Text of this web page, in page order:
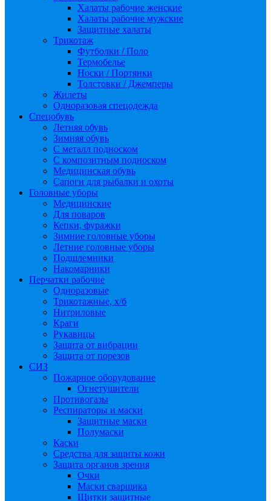
Халаты рабочие женские
Халаты рабочие мужские
Защитные халаты
Трикотаж
Футболки / Поло
Термобелье
Носки / Портянки
Толстовки / Джемперы
Жилеты
Одноразовая спецодежда
Спецобувь
Летняя обувь
Зимняя обувь
С металл подноском
С композитным подноском
Медицинская обувь
Сапоги для рыбалки и охоты
Головные уборы
Медицинские
Для поваров
Кепки, фуражки
Зимние головные уборы
Летние головные уборы
Подшлемники
Накомарники
Перчатки рабочие
Одноразовые
Трикотажные, х/б
Нитриловые
Краги
Рукавицы
Защита от вибрации
Защита от порезов
СИЗ
Пожарное оборудование
Огнетушители
Противогазы
Респираторы и маски
Защитные маски
Полумаски
Каски
Средства для защиты кожи
Защита органов зрения
Очки
Маски сварщика
Щитки защитные